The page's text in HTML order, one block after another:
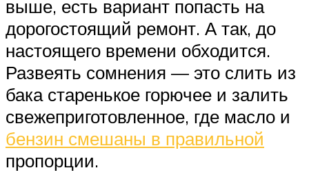
выше, есть вариант попасть на
дорогостоящий ремонт. А так, до
настоящего времени обходится.
Развеять сомнения — это слить из
бака старенькое горючее и залить
свежеприготовленное, где масло и
бензин смешаны в правильной
пропорции.